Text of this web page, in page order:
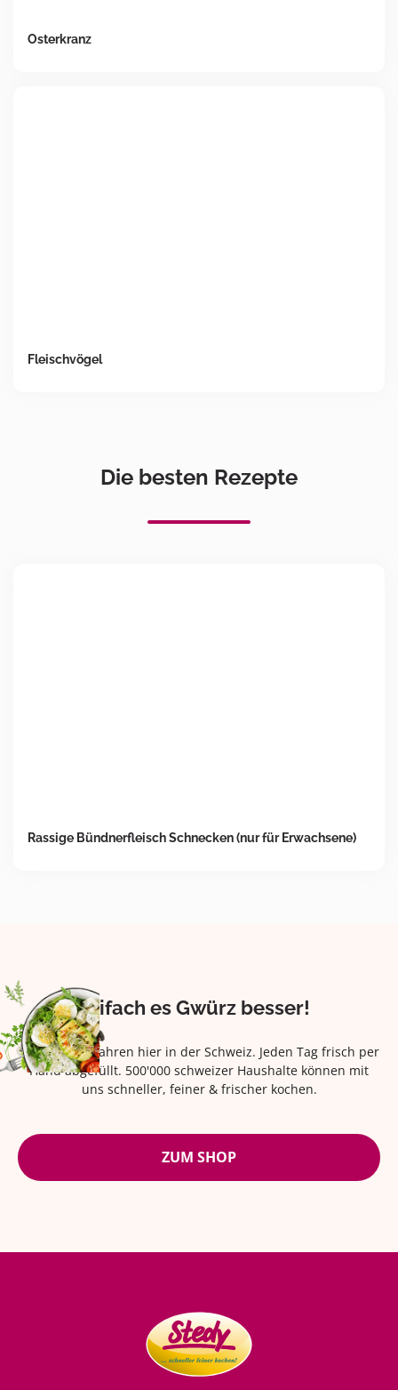
Osterkranz
Fleischvögel
Die besten Rezepte
Rassige Bündnerfleisch Schnecken (nur für Erwachsene)
Eifach es Gwürz besser!
Seit über 42 Jahren hier in der Schweiz. Jeden Tag frisch per
Hand abgefüllt. 500'000 schweizer Haushalte können mit
uns schneller, feiner & frischer kochen.
ZUM SHOP